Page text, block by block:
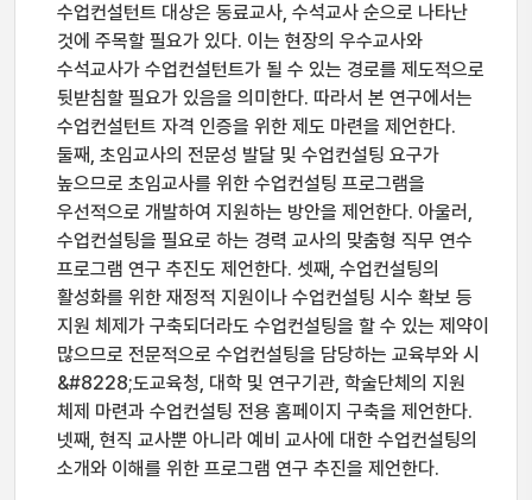
수업컨설턴트 대상은 동료교사, 수석교사 순으로 나타난
것에 주목할 필요가 있다. 이는 현장의 우수교사와
수석교사가 수업컨설턴트가 될 수 있는 경로를 제도적으로
뒷받침할 필요가 있음을 의미한다. 따라서 본 연구에서는
수업컨설턴트 자격 인증을 위한 제도 마련을 제언한다.
둘째, 초임교사의 전문성 발달 및 수업컨설팅 요구가
높으므로 초임교사를 위한 수업컨설팅 프로그램을
우선적으로 개발하여 지원하는 방안을 제언한다. 아울러,
수업컨설팅을 필요로 하는 경력 교사의 맞춤형 직무 연수
프로그램 연구 추진도 제언한다. 셋째, 수업컨설팅의
활성화를 위한 재정적 지원이나 수업컨설팅 시수 확보 등
지원 체제가 구축되더라도 수업컨설팅을 할 수 있는 제약이
많으므로 전문적으로 수업컨설팅을 담당하는 교육부와 시
&#8228;도교육청, 대학 및 연구기관, 학술단체의 지원
체제 마련과 수업컨설팅 전용 홈페이지 구축을 제언한다.
넷째, 현직 교사뿐 아니라 예비 교사에 대한 수업컨설팅의
소개와 이해를 위한 프로그램 연구 추진을 제언한다.